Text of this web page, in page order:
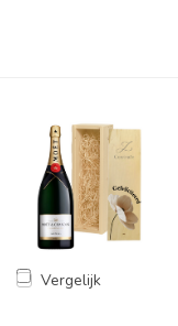
Vergelijk